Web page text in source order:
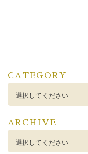
CATEGORY
選択してください
ARCHIVE
選択してください